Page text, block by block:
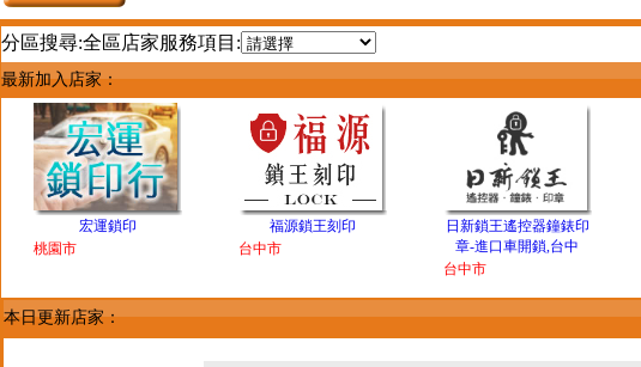
分區搜尋:全區店家服務項目:
最新加入店家：
宏運鎖印
桃園市
福源鎖王刻印
台中市
日新鎖王遙控器鐘錶印
章-進口車開鎖,台中
台中市
本日更新店家：